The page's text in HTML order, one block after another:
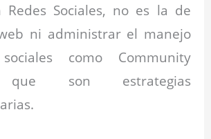
Redes Sociales, no es la de
ni administrar el manejo
como Community
que son estrategias